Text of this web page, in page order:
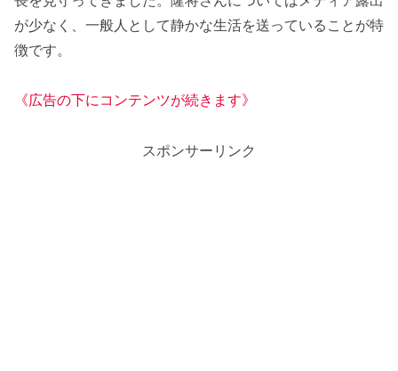
が少なく、一般人として静かな生活を送っていることが特
徴です。
《広告の下にコンテンツが続きます》
スポンサーリンク